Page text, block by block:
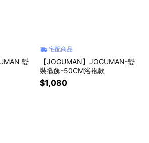
變
宅配商品
【JOGUMAN】JOGUMAN-變
裝擺飾-50CM浴袍款
$1,080